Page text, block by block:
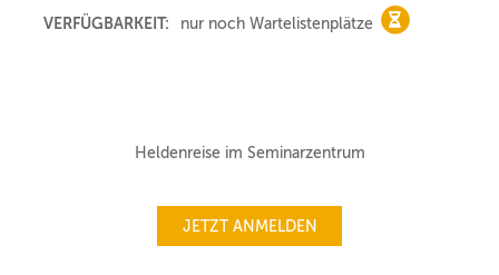
VERFÜGBARKEIT:
nur noch Wartelistenplätze nur noch
Heldenreise im Seminarzentrum
JETZT ANMELDEN